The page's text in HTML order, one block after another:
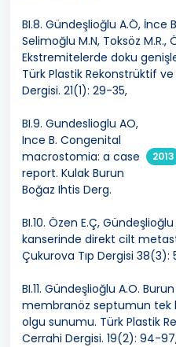
BI.8. Gündeşlioğlu A.Ö, İnce
Selimoğlu M.N, Toksöz M.R.,
Ekstremitelerde doku
Türk Plastik Rekonstrüktif
Dergisi. 21(1): 29-35,
BI.9. Gundeslioglu AO,
Ince B. Congenital
macrostomia: a case
report. Kulak Burun
Boğaz Ihtis Derg.
2013
BI.10. Özen E.Ç,
kanserinde direkt cilt
Çukurova Tıp Dergisi 38(3):
BI.11. Gündeşlioğlu A.O.
membranöz septumun tek
olgu sunumu. Türk Plastik
Cerrahi Dergisi. 19(2): 94-